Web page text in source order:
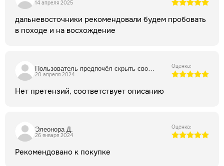
прочтением данной страницы.
Внимание! Все публикуемые
на нашем сайте материалы защищены авторским правом.
При повторной публикации указание авторства и ссылка на
14 апреля 2025
дальневосточники рекомендовали будем пробовать
в походе и на восхождение
20 апреля 2024
Оценка:
Нет претензий, соответствует описанию
Элеонора Д.
26 января 2024
Оценка:
Рекомендовано к покупке